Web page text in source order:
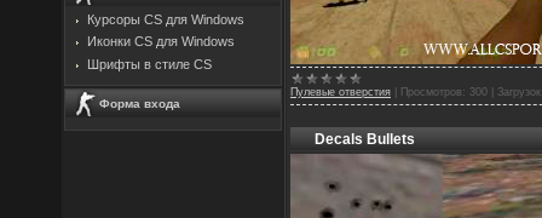
Курсоры CS для Windows
Иконки CS для Windows
Шрифты в стиле CS
Форма входа
Пулевые отверстия Просмотров: 300
Decals Bullets